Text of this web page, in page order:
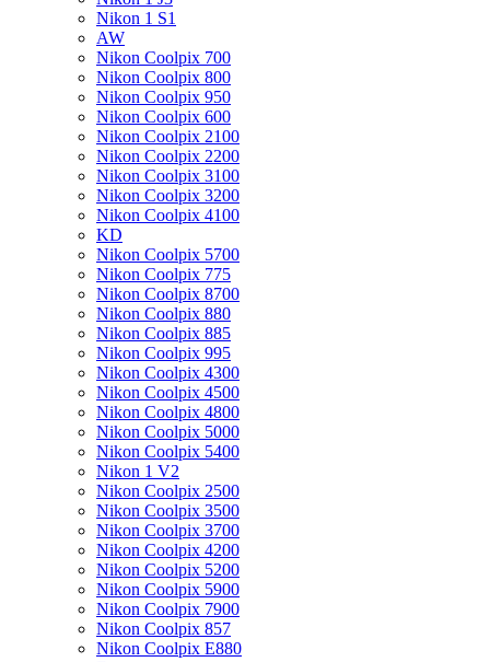
Nikon 1 S1
AW
Nikon Coolpix 700
Nikon Coolpix 800
Nikon Coolpix 950
Nikon Coolpix 600
Nikon Coolpix 2100
Nikon Coolpix 2200
Nikon Coolpix 3100
Nikon Coolpix 3200
Nikon Coolpix 4100
KD
Nikon Coolpix 5700
Nikon Coolpix 775
Nikon Coolpix 8700
Nikon Coolpix 880
Nikon Coolpix 885
Nikon Coolpix 995
Nikon Coolpix 4300
Nikon Coolpix 4500
Nikon Coolpix 4800
Nikon Coolpix 5000
Nikon Coolpix 5400
Nikon 1 V2
Nikon Coolpix 2500
Nikon Coolpix 3500
Nikon Coolpix 3700
Nikon Coolpix 4200
Nikon Coolpix 5200
Nikon Coolpix 5900
Nikon Coolpix 7900
Nikon Coolpix 857
Nikon Coolpix E880